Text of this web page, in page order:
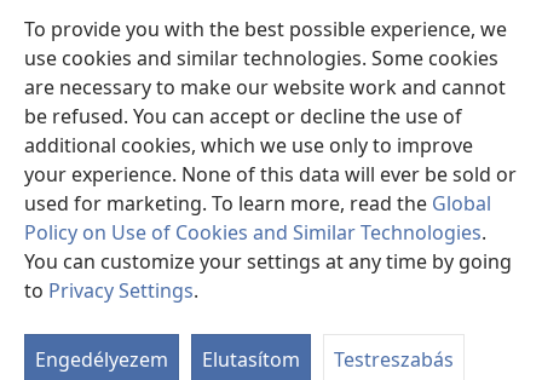
To provide you with the best possible experience, we
use cookies and similar technologies. Some cookies
are necessary to make our website work and cannot
be refused. You can accept or decline the use of
additional cookies, which we use only to improve
your experience. None of this data will ever be sold or
used for marketing. To learn more, read the Global
Policy on Use of Cookies and Similar Technologies.
You can customize your settings at any time by going
to Privacy Settings.
Engedélyezem Elutasítom Testreszabás